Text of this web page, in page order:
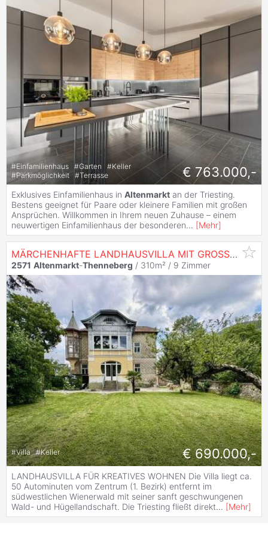
#Einfamilienhaus #Garten #Keller
#Parkmöglichkeit #Terrasse € 763.000,-
Exklusives Einfamilienhaus in Altenmarkt an der Triesting.
Bestens geeignet für Paare oder kleinere Familien mit großen
Ansprüchen. Willkommen in Ihrem neuen Zuhause – einem
neuwertigen Einfamilienhaus der besonderen... [Mehr]
MÄRCHENHAFTE LANDHAUSVILLA MIT GROSSEM GRUND
2571 Altenmarkt-Thenneberg / 310m² / 9 Zimmer
#Villa #Keller € 690.000,-
LANDHAUSVILLA FÜR KREATIVES WOHNEN Die Villa liegt ca.
50 Autominuten vom Zentrum (1. Bezirk) entfernt im
südwestlichen Wienerwald mit seiner sanft geschwungenen
Wald- und Hügellandschaft. Die Triesting fließt direkt... [Mehr]